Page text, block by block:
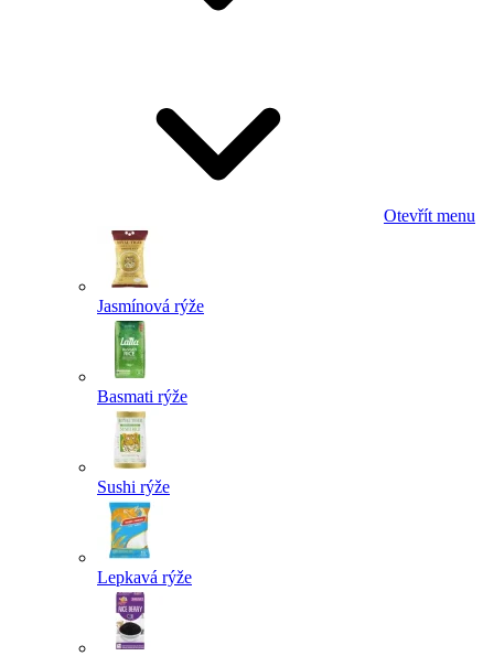
Otevřít menu
Jasmínová rýže
Basmati rýže
Sushi rýže
Lepkavá rýže